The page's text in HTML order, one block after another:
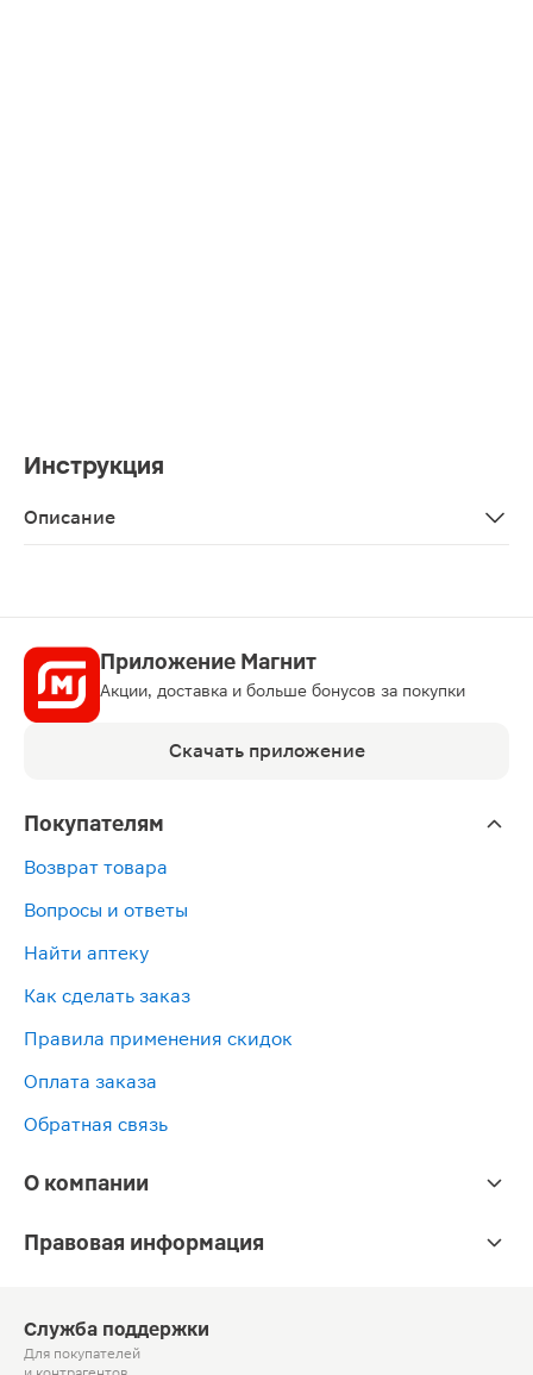
Инструкция
Описание
Приложение Магнит
Акции, доставка и больше бонусов за покупки
Скачать приложение
Покупателям
Возврат товара
Вопросы и ответы
Найти аптеку
Как сделать заказ
Правила применения скидок
Оплата заказа
Обратная связь
О компании
Правовая информация
Служба поддержки
Для покупателей